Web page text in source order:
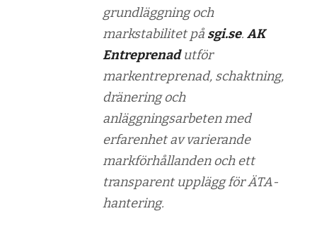
grundläggning och
markstabilitet på sgi.se. AK
Entreprenadutför
markentreprenad, schaktning,
dränering och
anläggningsarbeten med
erfarenhet av varierande
markförhållanden och ett
transparent upplägg för ÄTA-
hantering.